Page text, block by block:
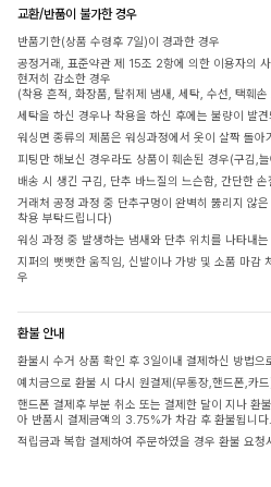
교환/반품이 불가한 경우
반품기한(상품 수령후 7일)이 경과한 경우
공정거래, 표준약관 제 15조 2항에 의한 이용자의
현저히 감소한 경우
(착용 흔적, 화장품, 탈취제 냄새, 세탁, 수선, 택훼손
세탁을 하신 경우나 착용을 하신 후에는 불량이 발
워싱면 종류의 제품은 워싱과정에서 옷이 살짝 돌아
피팅만 해보신 경우라도 상품이 훼손된 경우(구김,
배송 시 생긴 구김, 단추 바느질의 느슨함, 간단한
거래처 공정 과정 중 단추구멍이 완벽히 뚫리지 않
착용 부탁드립니다)
워싱 과정 중 발생하는 냄새와 단추 위치를 나타내
지퍼의 뻣뻣한 움직임, 신발이나 가방 및 소품 마감
우
환불 안내
환불시 수거 상품 확인 후 3일이내 결제하신 방법으
예치금으로 환불 시 다시 원결제(무통장,핸드폰,카
핸드폰 결제후 부분 취소 또는 결제한 달이 지나 환
아 반품시 결제금액의 3.75%가 차감 후 환불됩니다.
적립금과 복합 결제하여 주문하였을 경우 환불 요청